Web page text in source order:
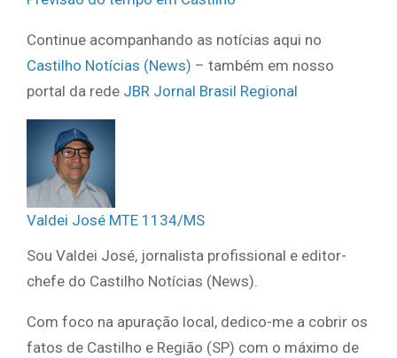
Continue acompanhando as notícias aqui no
Castilho Notícias (News) – também em nosso
portal da rede JBR Jornal Brasil Regional
Valdei José MTE 1134/MS
Sou Valdei José, jornalista profissional e editor-
chefe do Castilho Notícias (News).
Com foco na apuração local, dedico-me a cobrir os
fatos de Castilho e Região (SP) com o máximo de